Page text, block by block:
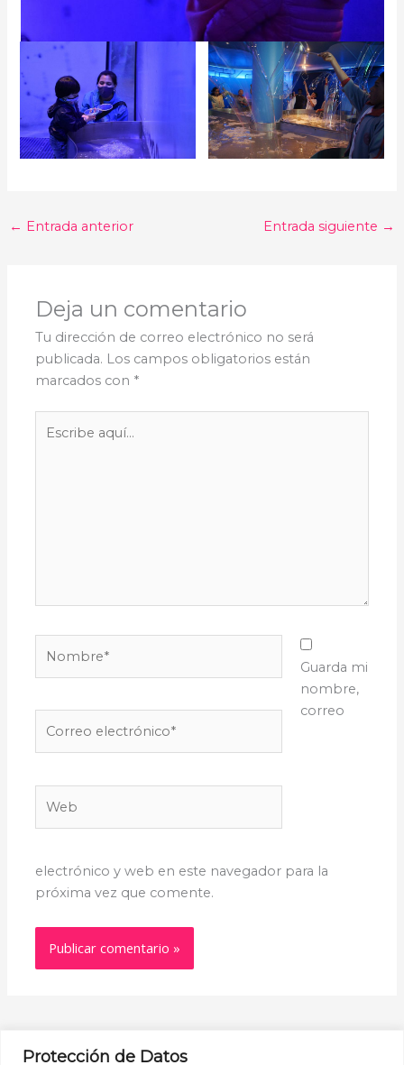
Protección de Datos
← Entrada anterior Entrada siguiente →
Deja un comentario
Tu dirección de correo electrónico no será
publicada. Los campos obligatorios están
marcados con *
aquí...
Guarda mi
nombre,
correo
electrónico y web en este navegador para la
próxima vez que comente.